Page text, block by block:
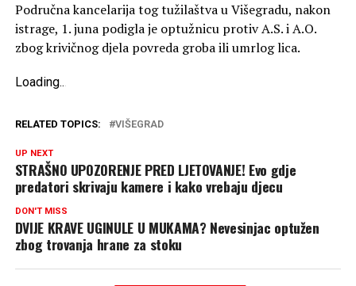
Područna kancelarija tog tužilaštva u Višegradu, nakon
istrage, 1. juna podigla je optužnicu protiv A.S. i A.O.
zbog krivičnog djela povreda groba ili umrlog lica.
Loading...
RELATED TOPICS: VIŠEGRAD
UP NEXT
STRAŠNO UPOZORENJE PRED LJETOVANJE! Evo gdje
predatori skrivaju kamere i kako vrebaju djecu
DON'T MISS
DVIJE KRAVE UGINULE U MUKAMA? Nevesinjac optužen
zbog trovanja hrane za stoku